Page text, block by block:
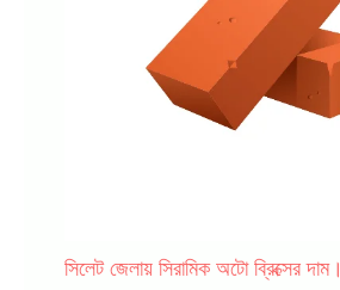
সিলেট জেলায় সিরামিক অটো ব্রিক্সের দাম।